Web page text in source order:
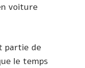
voiture
partie de
le temps